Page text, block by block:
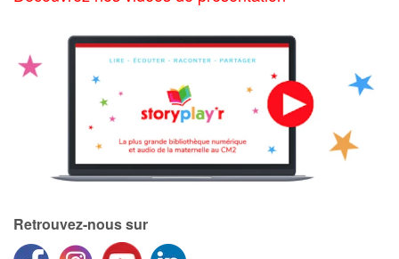
Contraste +
Écoles
Retrouvez-nous sur